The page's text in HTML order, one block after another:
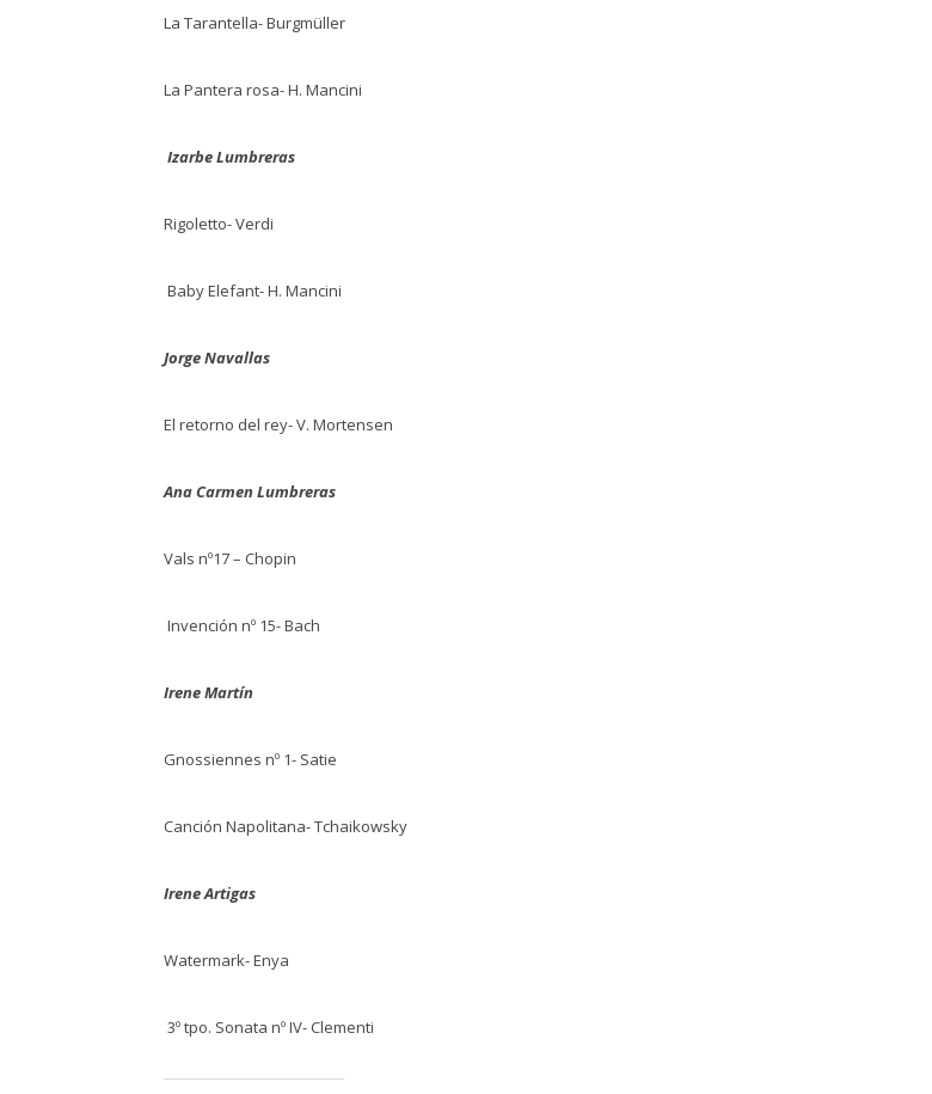
La Tarantella- Burgmüller
La Pantera rosa- H. Mancini
Izarbe Lumbreras
Rigoletto- Verdi
Baby Elefant- H. Mancini
Jorge Navallas
El retorno del rey- V. Mortensen
Ana Carmen Lumbreras
Vals nº17 – Chopin
Invención nº 15- Bach
Irene Martín
Gnossiennes nº 1- Satie
Canción Napolitana- Tchaikowsky
Irene Artigas
Watermark- Enya
3º tpo. Sonata nº IV- Clementi